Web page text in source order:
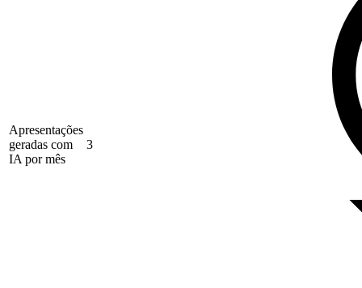
Apresentações
geradas com
IA por mês
3